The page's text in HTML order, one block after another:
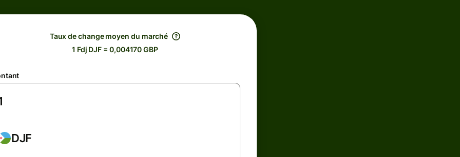
Taux de change moyen du marché
1 Fdj DJF = 0,004170 GBP
DJF